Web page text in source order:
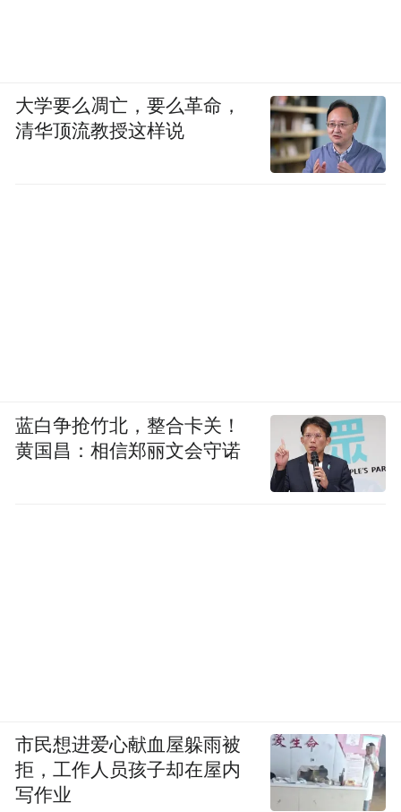
大学要么凋亡，要么革命，
清华顶流教授这样说
蓝白争抢竹北，整合卡关！
黄国昌：相信郑丽文会守诺
市民想进爱心献血屋躲雨被
拒，工作人员孩子却在屋内
写作业